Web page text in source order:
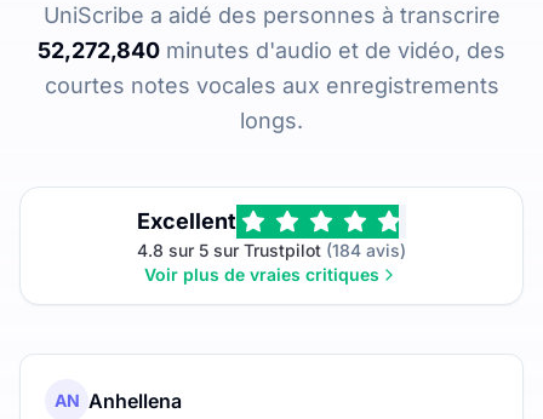
UniScribe a aidé des personnes à transcrire
52,272,840 minutes d'audio et de vidéo, des
courtes notes vocales aux enregistrements
longs.
Excellent
4.8 sur 5 sur Trustpilot (184 avis)
Voir plus de vraies critiques
AN Anhellena